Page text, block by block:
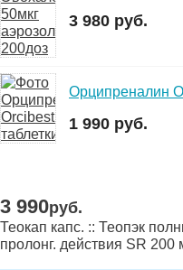
3 980 руб.
Орципреналин
1 990 руб.
3 990руб.
Теокап капс. :: Теопэк
пролонг. действия SR